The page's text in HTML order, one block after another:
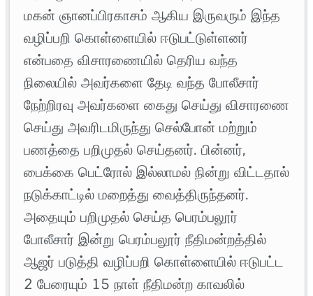
மகன் ஞானப்பிரகாசம் ஆகிய இருவரும் இந்த
வழிப்பறி கொள்ளையில் ஈடுபட்டுள்ளனர்
என்பதை விசாரணையில் தெரிய வந்த
நிலையில் அவர்களை தேடி வந்த போலீசார்
நேற்றிரவு அவர்களை கைது செய்து விசாரணை
செய்து அவரிடமிருந்து செல்போன் மற்றும்
பணத்தை பறிமுதல் செய்தனர். பின்னர்,
பைக்கை பெட்ரோல் இல்லாமல் நின்று விட்டதால்
நடுக்காட்டில் மறைத்து வைத்திருந்தனர்.
அதையும் பறிமுதல் செய்த பெரம்பலூர்
போலீசார் இன்று பெரம்பலூர் நீதிமன்றத்தில்
ஆஜர் படுத்தி வழிப்பறி கொள்ளையில் ஈடுபட்ட
2 பேரையும் 15 நாள் நீதிமன்ற காவலில்